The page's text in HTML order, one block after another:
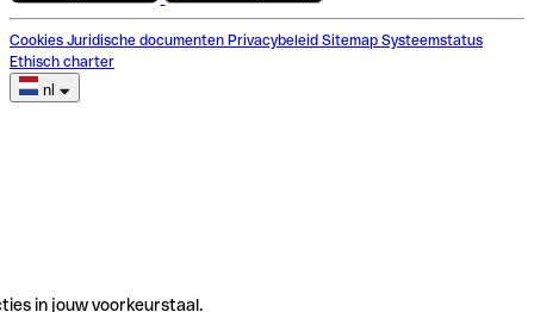
Cookies Juridische documenten Privacybeleid Sitemap Systeemstatus
Ethisch charter
nl
in jouw voorkeurstaal.